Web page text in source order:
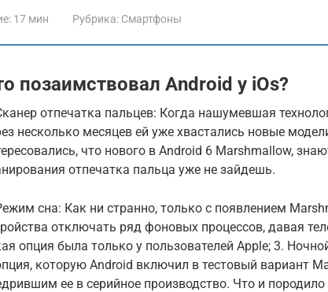
17 мин Рубрика: Смартфоны
позаимствовал Android у iOs?
отпечатка пальцев: Когда нашумевшая
несколько месяцев ей уже хвастались новые
что нового в Android 6 Marshmallow,
отпечатка пальца уже не зайдешь.
сна: Как ни странно, только с появлением
отключать ряд фоновых процессов, давая
опция была только у пользователей Apple; 3.
которую Android включил в тестовый вариант
ее в серийное производство. Что и